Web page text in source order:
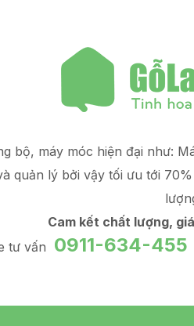
bộ, máy móc hiện đại như:
quản lý bởi vậy tối ưu tới
Cam kết chất lượng,
tư vấn
0911-634-455